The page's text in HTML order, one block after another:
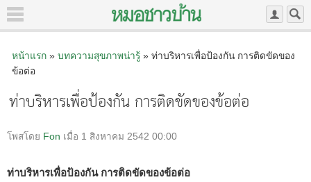
หน้าแรก» บทความสุขภาพน่ารู้» ท่าบริหารเพื่อป้องกัน การติดขัดของ
ข้อต่อ
ท่าบริหารเพื่อป้องกัน การติดขัดของข้อต่อ
โพสโดย Fon เมื่อ 1 สิงหาคม 2542 00:00
ท่าบริหารเพื่อป้องกัน การติดขัดของข้อต่อ